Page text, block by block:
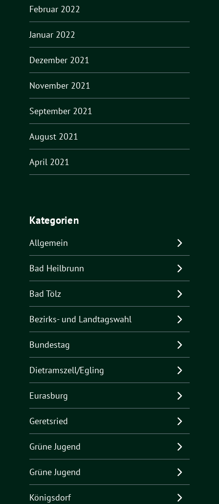
Februar 2022
Januar 2022
Dezember 2021
November 2021
September 2021
August 2021
April 2021
Kategorien
Allgemein
Bad Heilbrunn
Bad Tölz
Bezirks- und Landtagswahl
Bundestag
Dietramszell/Egling
Eurasburg
Geretsried
Grüne Jugend
Grüne Jugend
Königsdorf